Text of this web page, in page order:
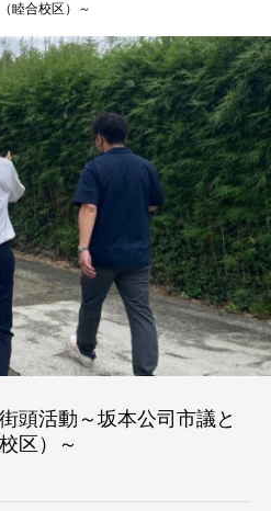
睦合校区）～
頭活動～坂本公司市議と
区）～